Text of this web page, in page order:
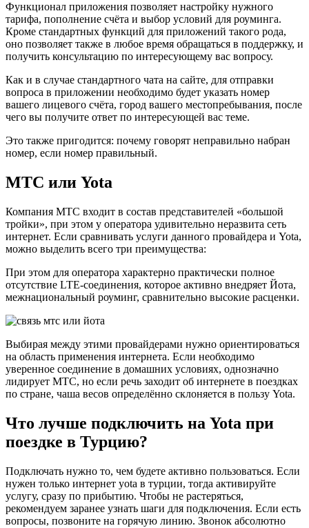
Функционал приложения позволяет настройку нужного
тарифа, пополнение счёта и выбор условий для роуминга.
Кроме стандартных функций для приложений такого рода,
оно позволяет также в любое время обращаться в поддержку, и
получить консультацию по интересующему вас вопросу.
Как и в случае стандартного чата на сайте, для отправки
вопроса в приложении необходимо будет указать номер
вашего лицевого счёта, город вашего местопребывания, после
чего вы получите ответ по интересующей вас теме.
Это также пригодится: почему говорят неправильно набран
номер, если номер правильный.
МТС или Yota
Компания МТС входит в состав представителей «большой
тройки», при этом у оператора удивительно неразвита сеть
интернет. Если сравнивать услуги данного провайдера и Yota,
можно выделить всего три преимущества:
При этом для оператора характерно практически полное
отсутствие LTE-соединения, которое активно внедряет Йота,
межнациональный роуминг, сравнительно высокие расценки.
Выбирая между этими провайдерами нужно ориентироваться
на область применения интернета. Если необходимо
уверенное соединение в домашних условиях, однозначно
лидирует МТС, но если речь заходит об интернете в поездках
по стране, чаша весов определённо склоняется в пользу Yota.
Что лучше подключить на Yota при
поездке в Турцию?
Подключать нужно то, чем будете активно пользоваться. Если
нужен только интернет yota в турции, тогда активируйте
услугу, сразу по прибытию. Чтобы не растеряться,
рекомендуем заранее узнать шаги для подключения. Если есть
вопросы, позвоните на горячую линию. Звонок абсолютно